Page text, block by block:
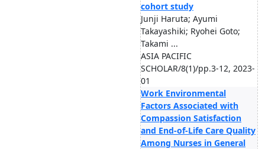
cohort study
Junji Haruta; Ayumi
Takayashiki; Ryohei Goto;
Takami ...
ASIA PACIFIC
SCHOLAR/8(1)/pp.3-12, 2023-
01
Work Environmental
Factors Associated with
Compassion Satisfaction
and End-of-Life Care Quality
Among Nurses in General